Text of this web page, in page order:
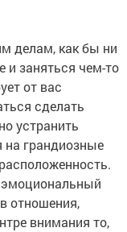
делам, как бы ни
и заняться чем-то
от вас
сделать
устранить
на грандиозные
отношения,
внимания то,